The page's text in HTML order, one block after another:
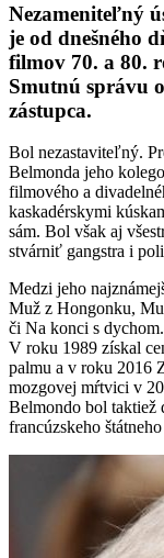
Nezameniteľný
je od dnešného
filmov 70. a 80.
Smutnú správu
zástupca.
Bol nezastaviteľný.
Belmonda jeho
filmového a
kaskadérskymi
sám. Bol však aj
stvárniť gangstra i
Medzi jeho
Muž z Hongonku,
či Na konci s
V roku 1989 získal
palmu a v roku 2016
mozgovej mŕtvici v
Belmondo bol taktiež
francúzskeho